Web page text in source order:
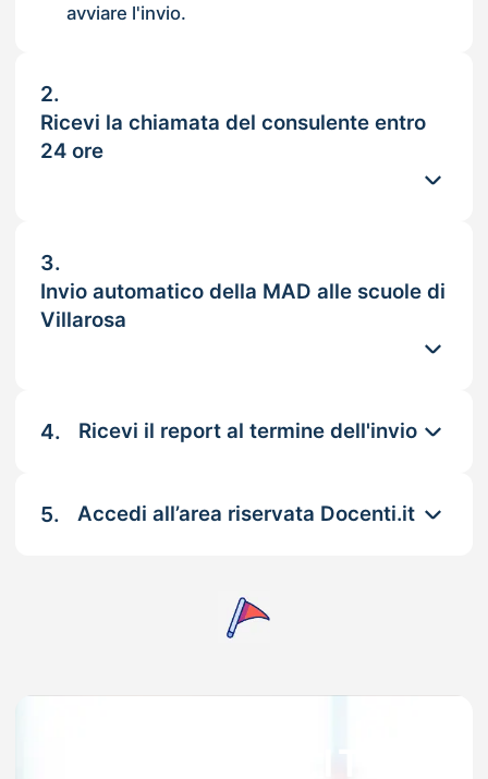
avviare l'invio.
2.
Ricevi la chiamata del consulente entro
24 ore
3.
Invio automatico della MAD alle scuole di
Villarosa
4. Ricevi il report al termine dell'invio
5. Accedi all’area riservata Docenti.it